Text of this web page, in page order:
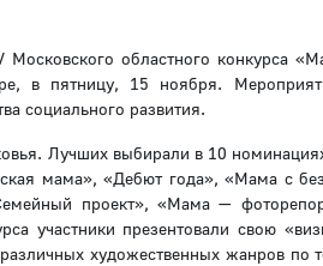
Московского областного конкурса
в пятницу, 15 ноября.
социального развития.
Лучших выбирали в 10
мама», «Дебют года», «Мама с
проект», «Мама —
участники презентовали свою
художественных жанров по